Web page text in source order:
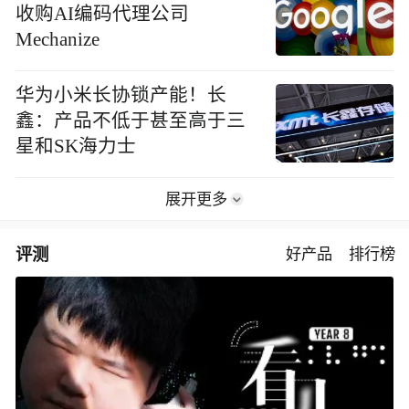
收购AI编码代理公司
Mechanize
华为小米长协锁产能！长
鑫：产品不低于甚至高于三
星和SK海力士
展开更多
评测 好产品 排行榜